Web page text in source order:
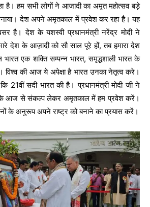
है। हम सभी लोगों ने आजादी का अमृत महोत्सव बड़े
मनाया। देश अपने अमृतकाल में प्रवेश कर रहा है। यह
है। देश के यशस्वी प्रधानमंत्री नरेंद्र मोदी ने
देश के आज़ादी को सौ साल पूरे हों, तब हमारा देश
भारत एक शक्ति सम्पन्न भारत, समृद्धशाली भारत के
की आज ये अपेक्षा है भारत उनका नेतृत्व करे।
21वीं सदी भारत की है। प्रधानमंत्री मोदी जी ने
कि आज से संकल्प लेकर अमृतकाल में हम प्रवेश करें।
के अनुरूप अपने राष्ट्र को बनाने का प्रयास करें।